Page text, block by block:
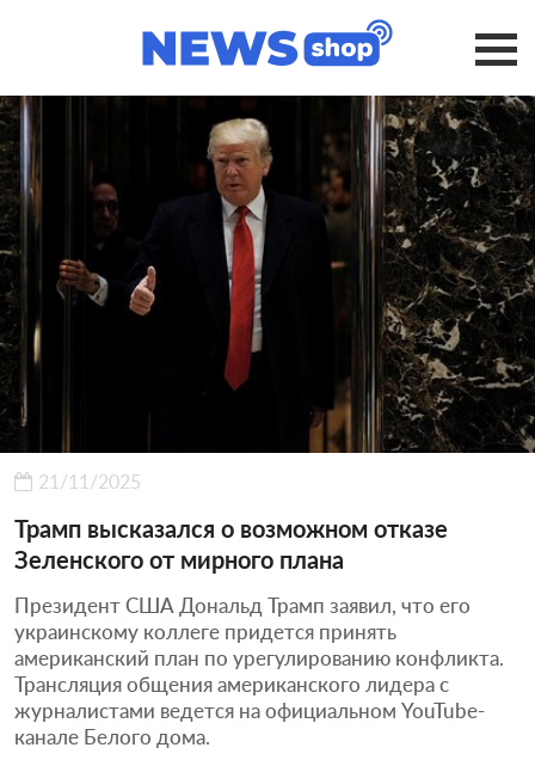
21/11/2025
Трамп высказался о возможном отказе
Зеленского от мирного плана
Президент США Дональд Трамп заявил, что его
украинскому коллеге придется принять
американский план по урегулированию конфликта.
Трансляция общения американского лидера с
журналистами ведется на официальном YouTube-
канале Белого дома.